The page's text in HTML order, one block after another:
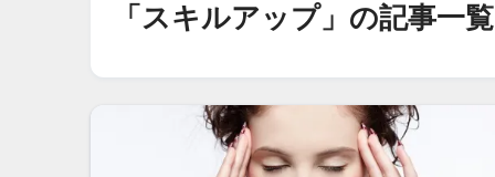
「スキルアップ」の記事一覧